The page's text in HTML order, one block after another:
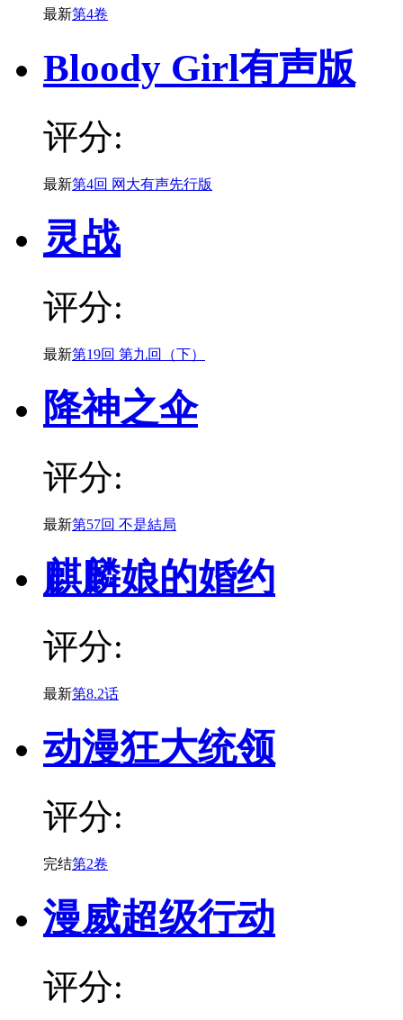
最新第4卷
Bloody Girl有声版
评分:
最新第4回 网大有声先行版
灵战
评分:
最新第19回 第九回（下）
降神之伞
评分:
最新第57回 不是結局
麒麟娘的婚约
评分:
最新第8.2话
动漫狂大统领
评分:
完结第2卷
漫威超级行动
评分: